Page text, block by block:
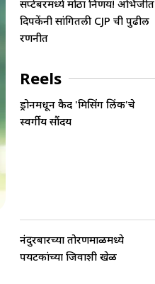
सप्टेंबरमध्ये मोठा निर्णय! अभिजीत
दिपकेंनी सांगितली CJP ची पुढील
रणनीत
Reels
ड्रोनमधून कैद 'मिसिंग लिंक'चे
स्वर्गीय सौंदर्य
नंदुरबारच्या तोरणमाळमध्ये
पर्यटकांच्या जिवाशी खेळ